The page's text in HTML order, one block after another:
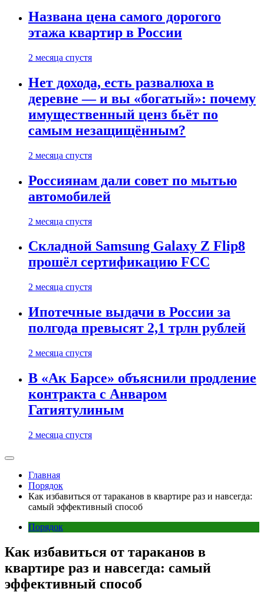
Названа цена самого дорогого
этажа квартир в России
2 месяца спустя
Нет дохода, есть развалюха в
деревне — и вы «богатый»: почему
имущественный ценз бьёт по
самым незащищённым?
2 месяца спустя
Россиянам дали совет по мытью
автомобилей
2 месяца спустя
Складной Samsung Galaxy Z Flip8
прошёл сертификацию FCC
2 месяца спустя
Ипотечные выдачи в России за
полгода превысят 2,1 трлн рублей
2 месяца спустя
В «Ак Барсе» объяснили продление
контракта с Анваром
Гатиятулиным
2 месяца спустя
Главная
Порядок
Как избавиться от тараканов в квартире раз и навсегда:
самый эффективный способ
Порядок
Как избавиться от тараканов в
квартире раз и навсегда: самый
эффективный способ